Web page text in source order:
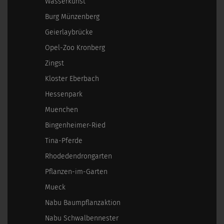
Burg Münzenberg
Geierlaybrücke
Opel-Zoo Kronberg
Zingst
Kloster Eberbach
Hessenpark
Muenchen
Bingenheimer-Ried
Tina-Pferde
Rhodedendrongarten
Pflanzen-im-Garten
Mueck
Nabu Baumpflanzaktion
Nabu Schwalbennester